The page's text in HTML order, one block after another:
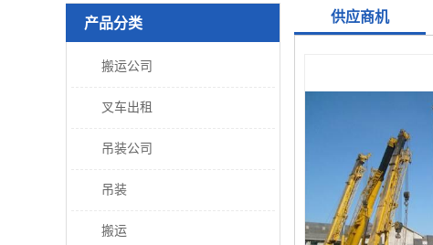
产品分类
搬运公司
叉车出租
吊装公司
吊装
搬运
供应商机